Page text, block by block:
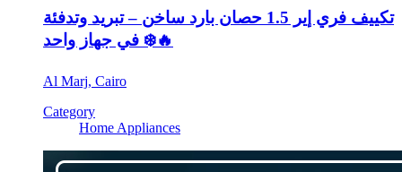
تكييف فري إير 1.5 حصان بارد ساخن – تبريد وتدفئة
في جهاز واحد ❄️🔥
Al Marj, Cairo
Category
Home Appliances